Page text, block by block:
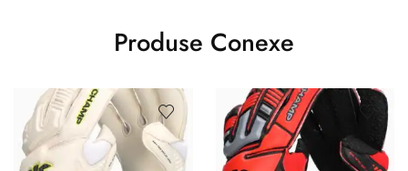
Produse Conexe